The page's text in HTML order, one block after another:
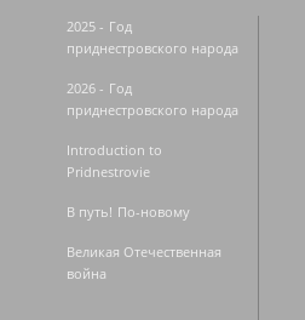
2025 - Год
приднестровского народа
2026 - Год
приднестровского народа
Introduction to
Pridnestrovie
В путь! По-новому
Великая Отечественная
война